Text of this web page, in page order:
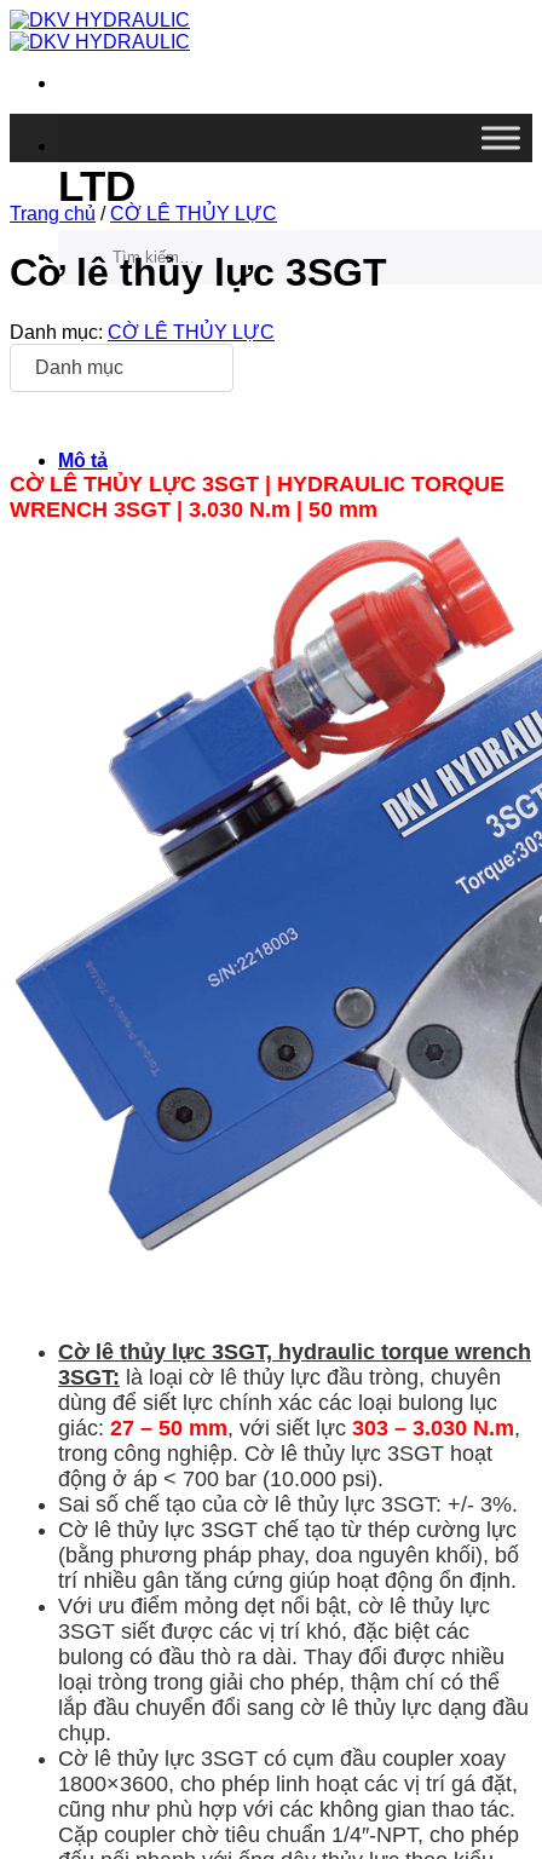
Chuyển
đến
dung
LTD
kiếm:
Trang chủ / CỜ LÊ THỦY LỰC
Cờ lê thủy lực 3SGT
Danh mục: CỜ LÊ THỦY LỰC
Danh mục
Mô tả
CỜ LÊ THỦY LỰC 3SGT | HYDRAULIC TORQUE
WRENCH 3SGT | 3.030 N.m | 50 mm
Cờ lê thủy lực 3SGT, hydraulic torque wrench
3SGT: là loại cờ lê thủy lực đầu tròng, chuyên
dùng để siết lực chính xác các loại bulong lục
giác: 27 – 50 mm, với siết lực 303 – 3.030 N.m,
trong công nghiệp. Cờ lê thủy lực 3SGT hoạt
động ở áp < 700 bar (10.000 psi).
Sai số chế tạo của cờ lê thủy lực 3SGT: +/- 3%.
Cờ lê thủy lực 3SGT chế tạo từ thép cường lực
(bằng phương pháp phay, doa nguyên khối), bố
trí nhiều gân tăng cứng giúp hoạt động ổn định.
Với ưu điểm mỏng dẹt nổi bật, cờ lê thủy lực
3SGT siết được các vị trí khó, đặc biệt các
bulong có đầu thò ra dài. Thay đổi được nhiều
loại tròng trong giải cho phép, thậm chí có thể
lắp đầu chuyển đổi sang cờ lê thủy lực dạng đầu
chụp.
Cờ lê thủy lực 3SGT có cụm đầu coupler xoay
1800×3600, cho phép linh hoạt các vị trí gá đặt,
cũng như phù hợp với các không gian thao tác.
Cặp coupler chờ tiêu chuẩn 1/4″-NPT, cho phép